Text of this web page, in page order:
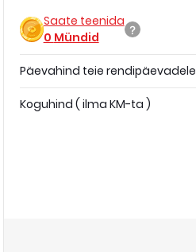
Saate teenida
0 Mündid
Päevahind teie rendipäevadele
Koguhind ( ilma KM-ta )